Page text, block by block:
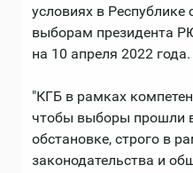
условиях в Республике
выборам президента
на 10 апреля 2022 года.
"КГБ в рамках
чтобы выборы прошли
обстановке, строго в
законодательства и